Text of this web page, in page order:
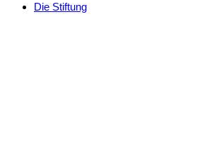
Die Stiftung